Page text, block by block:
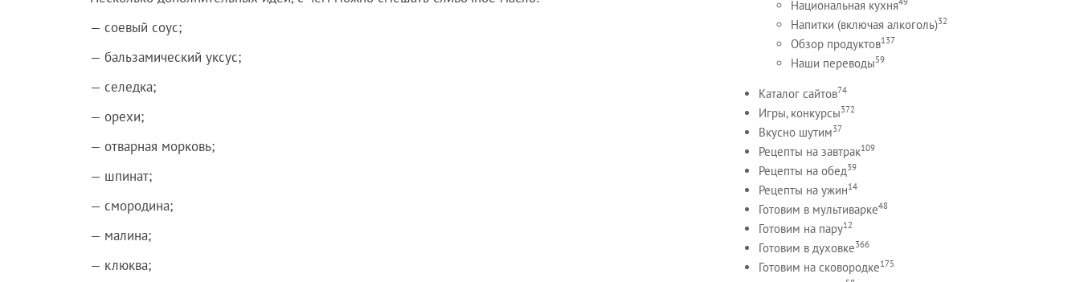
— соевый соус;
— бальзамический уксус;
— селедка;
— орехи;
— отварная морковь;
— шпинат;
— смородина;
— малина;
— клюква;
Национальная кухня
Напитки (включая алкоголь)32
Обзор продуктов137
Наши переводы59
Каталог сайтов74
Игры, конкурсы372
Вкусно шутим37
Рецепты на завтрак109
Рецепты на обед39
Рецепты на ужин14
Готовим в мультиварке48
Готовим на пару12
Готовим в духовке366
Готовим на сковородке175